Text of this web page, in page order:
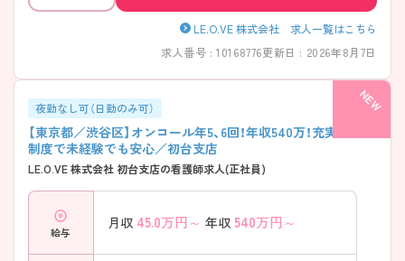
LE.O.VE 株式会社 求人一覧はこちら
求人番号 : 10168776更新日 : 2026年8月7日
夜勤なし可（日勤のみ可）
【東京都／渋谷区】オンコール年5、6回！年収540万！充実の研修
制度で未経験でも安心／初台支店
LE.O.VE 株式会社 初台支店の看護師求人(正社員)
給与
月収 45.0万円～ 年収 540万円～